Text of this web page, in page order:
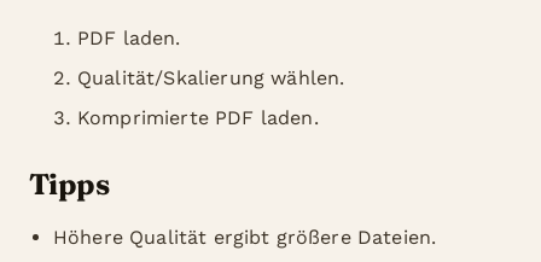
PDF laden.
Qualität/Skalierung wählen.
Komprimierte PDF laden.
Tipps
Höhere Qualität ergibt größere Dateien.